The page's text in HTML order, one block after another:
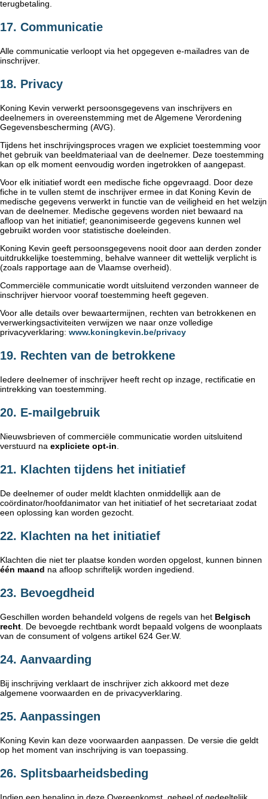
terugbetaling.
17. Communicatie
Alle communicatie verloopt via het opgegeven e-mailadres van de
inschrijver.
18. Privacy
Koning Kevin verwerkt persoonsgegevens van inschrijvers en
deelnemers in overeenstemming met de Algemene Verordening
Gegevensbescherming (AVG).
Tijdens het inschrijvingsproces vragen we expliciet toestemming voor
het gebruik van beeldmateriaal van de deelnemer. Deze toestemming
kan op elk moment eenvoudig worden ingetrokken of aangepast.
Voor elk initiatief wordt een medische fiche opgevraagd. Door deze
fiche in te vullen stemt de inschrijver ermee in dat Koning Kevin de
medische gegevens verwerkt in functie van de veiligheid en het welzijn
van de deelnemer. Medische gegevens worden niet bewaard na
afloop van het initiatief; geanonimiseerde gegevens kunnen wel
gebruikt worden voor statistische doeleinden.
Koning Kevin geeft persoonsgegevens nooit door aan derden zonder
uitdrukkelijke toestemming, behalve wanneer dit wettelijk verplicht is
(zoals rapportage aan de Vlaamse overheid).
Commerciële communicatie wordt uitsluitend verzonden wanneer de
inschrijver hiervoor vooraf toestemming heeft gegeven.
Voor alle details over bewaartermijnen, rechten van betrokkenen en
verwerkingsactiviteiten verwijzen we naar onze volledige
privacyverklaring: www.koningkevin.be/privacy
19. Rechten van de betrokkene
Iedere deelnemer of inschrijver heeft recht op inzage, rectificatie en
intrekking van toestemming.
20. E-mailgebruik
Nieuwsbrieven of commerciële communicatie worden uitsluitend
verstuurd na expliciete opt-in
21. Klachten tijdens het initiatief
De deelnemer of ouder meldt klachten onmiddellijk aan de
coördinator/hoofdanimator van het initiatief of het secretariaat zodat
een oplossing kan worden gezocht.
22. Klachten na het initiatief
Klachten die niet ter plaatse konden worden opgelost, kunnen binnen
één maand na afloop schriftelijk worden ingediend.
23. Bevoegdheid
Geschillen worden behandeld volgens de regels van het Belgisch
recht . De bevoegde rechtbank wordt bepaald volgens de woonplaats
van de consument of volgens artikel 624 Ger.W.
24. Aanvaarding
Bij inschrijving verklaart de inschrijver zich akkoord met deze
algemene voorwaarden en de privacyverklaring.
25. Aanpassingen
Koning Kevin kan deze voorwaarden aanpassen. De versie die geldt
op het moment van inschrijving is van toepassing.
26. Splitsbaarheidsbeding
Indien een bepaling in deze Overeenkomst, geheel of gedeeltelijk,